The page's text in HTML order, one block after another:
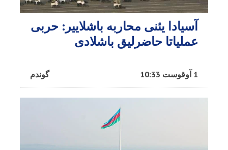
آسیادا یئنی محاربه باشلاییر: حربی
عملیاتا حاضرلیق باشلادی
گوندم 1 آوقوست 10:33